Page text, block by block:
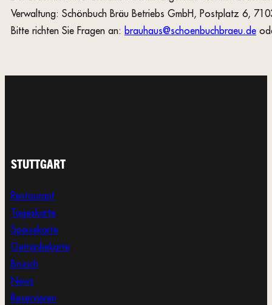
Verwaltung: Schönbuch Bräu Betriebs GmbH, Postplatz 6,
Bitte richten Sie Fragen an: brauhaus@schoenbuchbraeu.de
STUTTGART
Restaurant
Tageskarte
Speisekarte
Getränkekarte
Brunch
News
Reservieren